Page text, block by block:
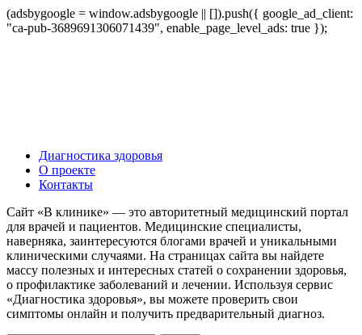
(adsbygoogle = window.adsbygoogle || []).push({ google_ad_client:
"ca-pub-3689691306071439", enable_page_level_ads: true });
Диагностика здоровья
О проекте
Контакты
Сайт «В клинике» — это авторитетный медицинский портал
для врачей и пациентов. Медицинские специалисты,
наверняка, заинтересуются блогами врачей и уникальными
клиническими случаями. На страницах сайта вы найдете
массу полезных и интересных статей о сохранении здоровья,
о профилактике заболеваний и лечении. Используя сервис
«Диагностика здоровья», вы можете проверить свои
симптомы онлайн и получить предварительный диагноз.